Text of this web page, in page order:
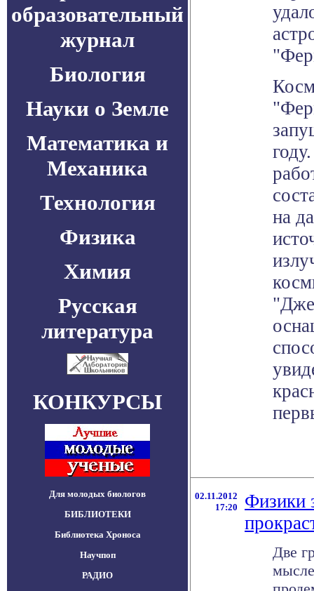
образовательный
журнал
Биология
Науки о Земле
Математика и
Механика
Технология
Физика
Химия
Русская
литература
КОНКУРСЫ
Для молодых биологов
БИБЛИОТЕКИ
Библиотека Хроноса
Научпоп
РАДИО
на
02.11.2012
17:20
Физики
Две